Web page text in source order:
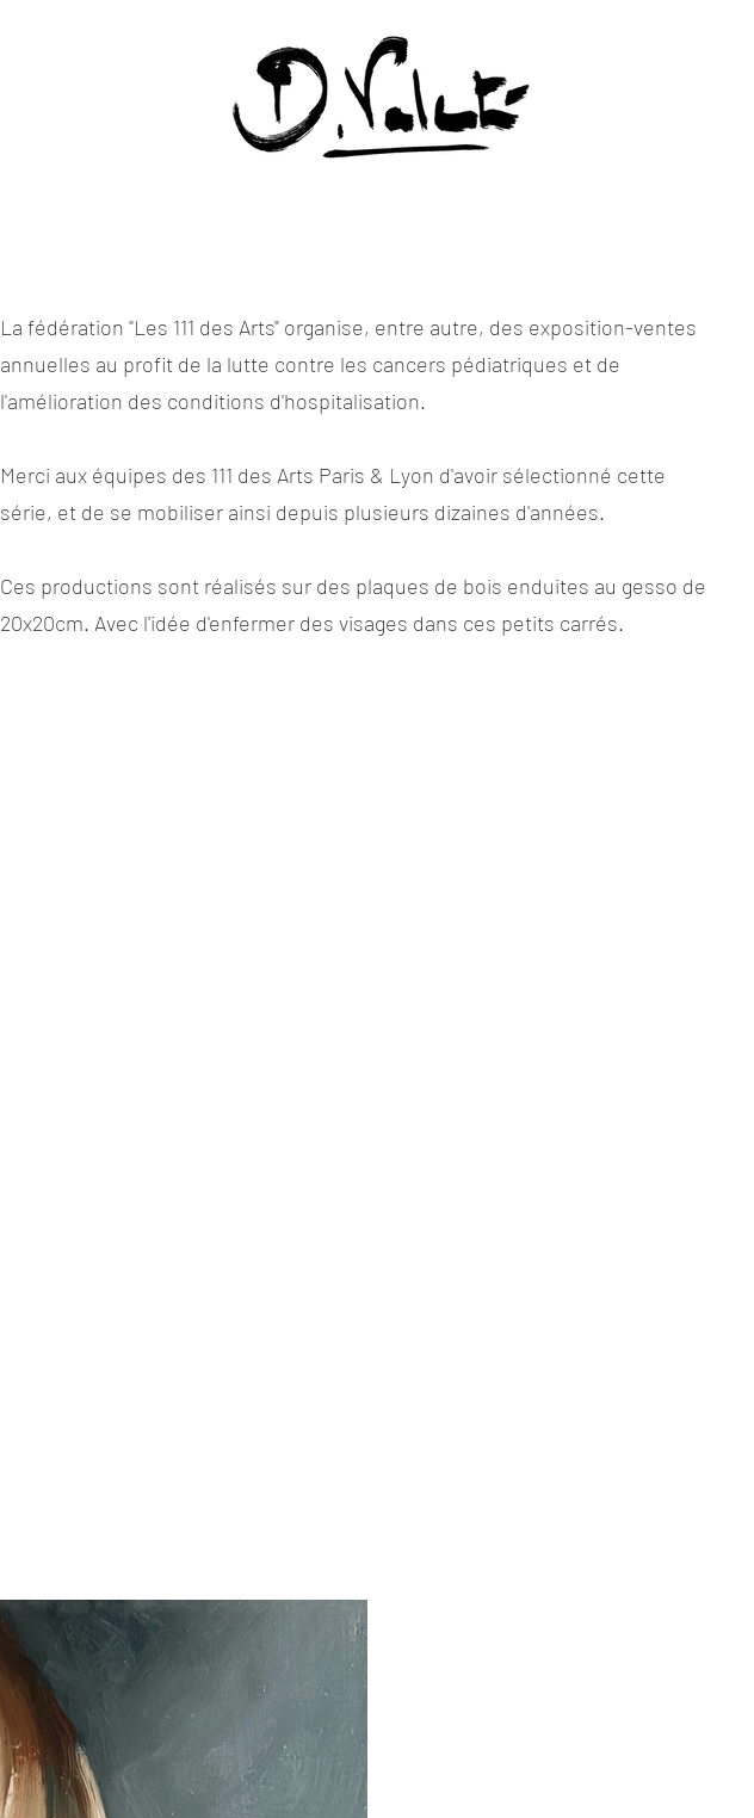
La fédération "Les 111 des Arts" organise, entre autre, des exposition-ventes
annuelles au profit de la lutte contre les cancers pédiatriques et de
l'amélioration des conditions d'hospitalisation.
Merci aux équipes des 111 des Arts Paris & Lyon d'avoir sélectionné cette
série, et de se mobiliser ainsi depuis plusieurs dizaines d'années.
Ces productions sont réalisés sur des plaques de bois enduites au gesso de
20x20cm. Avec l'idée d'enfermer des visages dans ces petits carrés.